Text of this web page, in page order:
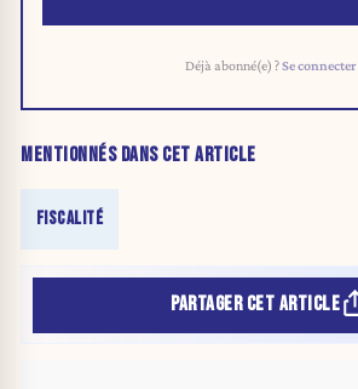
Déjà abonné(e) ?Se connecter
MENTIONNÉS DANS CET ARTICLE
FISCALITÉ
PARTAGER CET ARTICLE